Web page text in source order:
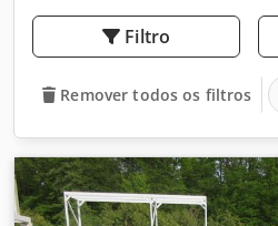
Filtro
Remover todos os filtros